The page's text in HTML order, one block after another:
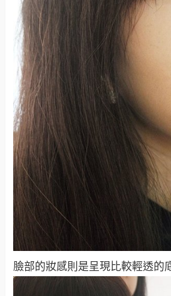
臉部的妝感則是呈現比較輕透的